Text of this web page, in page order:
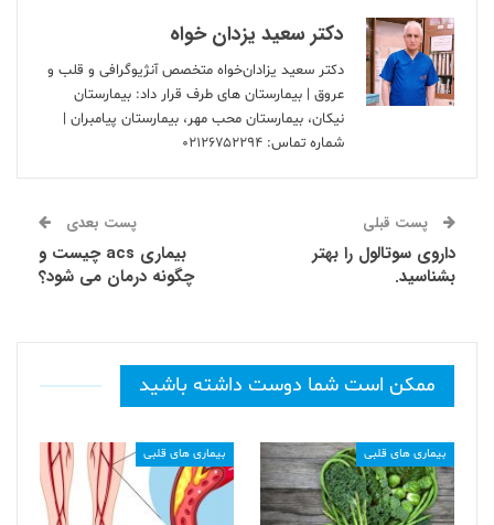
دکتر سعید یزدان خواه
دکتر سعید یزادان‌خواه متخصص آنژیوگرافی و قلب و
عروق | بیمارستان های طرف قرار داد: بیمارستان
نیکان، بیمارستان محب مهر، بیمارستان پیامبران |
شماره تماس: ۰۲۱۲۶۷۵۲۲۹۴
پست قبلی
داروی سوتالول را بهتر
بشناسید.
پست بعدی
بیماری acs چیست و
چگونه درمان می شود؟
ممکن است شما دوست داشته باشید
بیماری های قلبی بیماری های قلبی